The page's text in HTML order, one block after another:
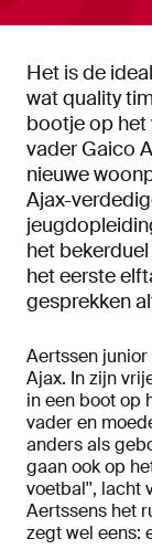
Het is de
wat quality
bootje op het
vader Gaico
nieuwe
Ajax-
het
het eerste
gesprekken
Aertssen
Ajax. In zijn
in een boot op
vader en
anders als
gaan ook op
voetbal'', lacht
Aertssens het
zegt wel eens: